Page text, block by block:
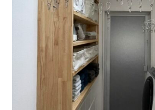
おすすめの記事
インテリア